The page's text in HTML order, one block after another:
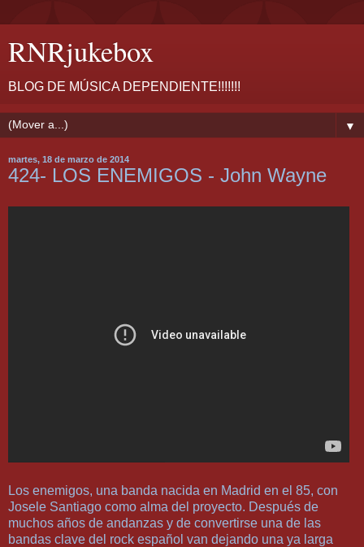
RNRjukebox
BLOG DE MÚSICA DEPENDIENTE!!!!!!!
▼
martes, 18 de marzo de 2014
424- LOS ENEMIGOS - John Wayne
Los enemigos, una banda nacida en Madrid en el 85, con
Josele Santiago como alma del proyecto. Después de
muchos años de andanzas y de convertirse una de las
bandas clave del rock español van dejando una ya larga